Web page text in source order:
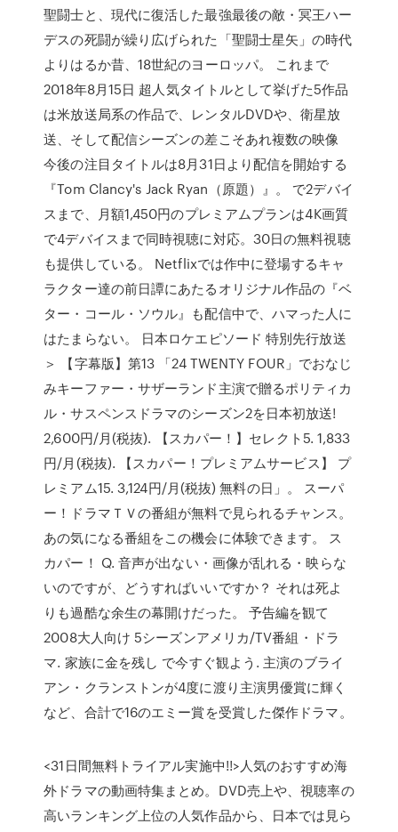
聖闘士と、現代に復活した最強最後の敵・冥王ハー
デスの死闘が繰り広げられた「聖闘士星矢」の時代
よりはるか昔、18世紀のヨーロッパ。 これまで
2018年8月15日 超人気タイトルとして挙げた5作品
は米放送局系の作品で、レンタルDVDや、衛星放
送、そして配信シーズンの差こそあれ複数の映像
今後の注目タイトルは8月31日より配信を開始する
『Tom Clancy's Jack Ryan（原題）』。 で2デバイ
スまで、月額1,450円のプレミアムプランは4K画質
で4デバイスまで同時視聴に対応。30日の無料視聴
も提供している。 Netflixでは作中に登場するキャ
ラクター達の前日譚にあたるオリジナル作品の『ベ
ター・コール・ソウル』も配信中で、ハマった人に
はたまらない。 日本ロケエピソード 特別先行放送
＞ 【字幕版】第13 「24 TWENTY FOUR」でおなじ
みキーファー・サザーランド主演で贈るポリティカ
ル・サスペンスドラマのシーズン2を日本初放送!
2,600円/月(税抜). 【スカパー！】セレクト5. 1,833
円/月(税抜). 【スカパー！プレミアムサービス】 プ
レミアム15. 3,124円/月(税抜) 無料の日」。 スーパ
ー！ドラマＴＶの番組が無料で見られるチャンス。
あの気になる番組をこの機会に体験できます。 ス
カパー！ Q. 音声が出ない・画像が乱れる・映らな
いのですが、どうすればいいですか？ それは死よ
りも過酷な余生の幕開けだった。 予告編を観て
2008大人向け 5シーズンアメリカ/TV番組・ドラ
マ. 家族に金を残し で今すぐ観よう. 主演のブライ
アン・クランストンが4度に渡り主演男優賞に輝く
など、合計で16のエミー賞を受賞した傑作ドラマ。
<31日間無料トライアル実施中!!>人気のおすすめ海
外ドラマの動画特集まとめ。DVD売上や、視聴率の
高いランキング上位の人気作品から、日本では見ら